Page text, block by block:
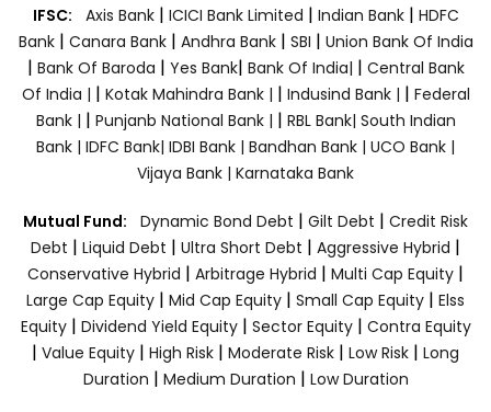
IFSC: Axis Bank | ICICI Bank Limited | Indian Bank | HDFC
Bank| Canara Bank | Andhra Bank| SBI | Union Bank Of India
| Bank Of Baroda | Yes Bank| Bank Of India| | Central Bank
Of India | | Kotak Mahindra Bank | | Indusind Bank | | Federal
Bank | | Punjanb National Bank | | RBL Bank| South Indian
Bank | IDFC Bank| IDBI Bank | Bandhan Bank | UCO Bank |
Vijaya Bank | Karnataka Bank
Mutual Fund: Dynamic Bond Debt | Gilt Debt | Credit Risk
Debt | Liquid Debt | Ultra Short Debt | Aggressive Hybrid |
Conservative Hybrid | Arbitrage Hybrid | Multi Cap Equity |
Large Cap Equity | Mid Cap Equity | Small Cap Equity | Elss
Equity| Dividend Yield Equity| Sector Equity | Contra Equity
| Value Equity | High Risk | Moderate Risk | Low Risk | Long
Duration | Medium Duration | Low Duration